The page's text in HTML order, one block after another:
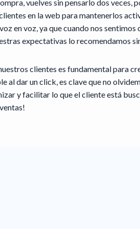
vuelves sin pensarlo dos veces,
en la web para mantenerlos
en voz, ya que cuando nos sentimos
expectativas lo recomendamos
clientes es fundamental para
al dar un click, es clave que no
y facilitar lo que el cliente está